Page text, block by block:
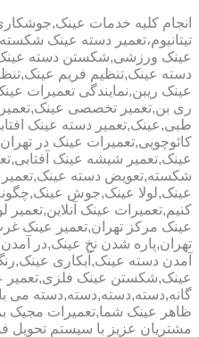
انجام کلیه خدمات
تیتانیوم،تعمیر دسته عینک
عینک ورزشی,شکستن دسته
دسته عینک,تنظیم فریم
عینک ریبن,نمایندگی تعمیرات
ری بن,تعمیر تخصصی
طبی,عینک,تعمیر دسته عینک
کائوچویی,تعمیرات عینک در
عینک,تعمیر شیشه عینک
شکسته,تعویض دسته عینک,تعمیر
عینک,لولا عینک,جوش
کنیم,تعمیرات عینک آنلاین,تعمیر
عینک مرکز تهران,تعمیر عینک
تهران,پاره شدن نخ عینک,در
آمدن دسته عینک,آبکاری
عینک,شکستن عینک فلزی,تعمیر
گانه,دسته,دسته,دسته,دسته می
ظاهر عینک شما,تعمیرات
مشتریان عزیز با سیستم